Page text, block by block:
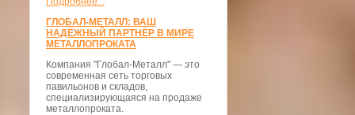
ГЛОБАЛ-МЕТАЛЛ: ВАШ
НАДЁЖНЫЙ ПАРТНЁР В МИРЕ
МЕТАЛЛОПРОКАТА
Компания "Глобал-Металл" — это
современная сеть торговых
павильонов и складов,
специализирующаяся на продаже
металлопроката.